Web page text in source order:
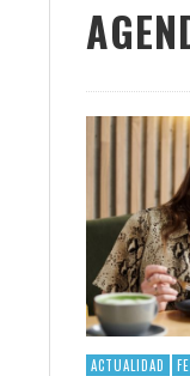
ACTUALIDAD